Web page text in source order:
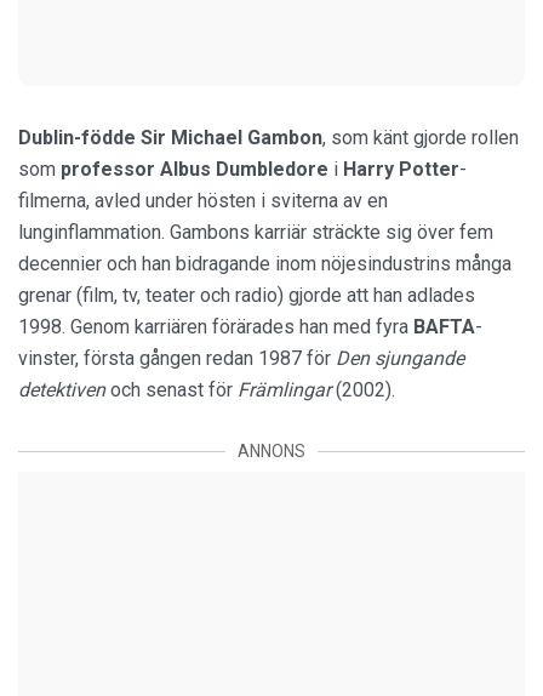
Dublin-födde Sir Michael Gambon, som känt gjorde rollen
som professor Albus Dumbledore i Harry Potter-
filmerna, avled under hösten i sviterna av en
lunginflammation. Gambons karriär sträckte sig över fem
decennier och han bidragande inom nöjesindustrins många
grenar (film, tv, teater och radio) gjorde att han adlades
1998. Genom karriären förärades han med fyra BAFTA-
vinster, första gången redan 1987 för Den sjungande
detektivenoch senast för Främlingar(2002).
ANNONS